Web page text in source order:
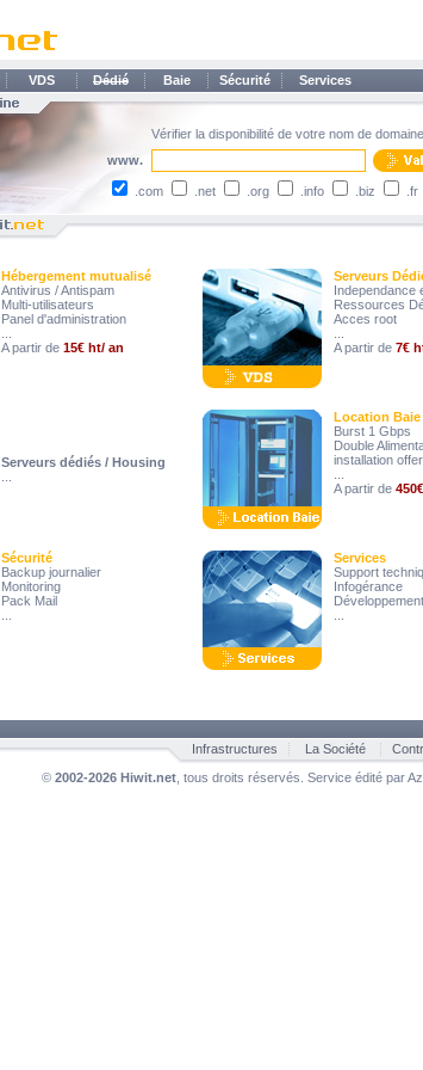
VDS Dédié Baie Sécurité Services
Vérifier la disponibilité de votre nom de
www.
.com .net .org .info .biz .fr
Hébergement mutualisé
Antivirus / Antispam
Multi-utilisateurs
Panel d'administration
A partir de 15€ ht/ an
Serveurs
Independance
Ressources
Acces root
A partir de 7€
Serveurs dédiés / Housing
Location Baie
Burst 1 Gbps
Double
installation
A partir de
Sécurité
Backup journalier
Monitoring
Pack Mail
Services
Support
Infogérance
Développement
Infrastructures La Société
© 2002-2026 Hiwit.net , tous droits réservés. Service édité par